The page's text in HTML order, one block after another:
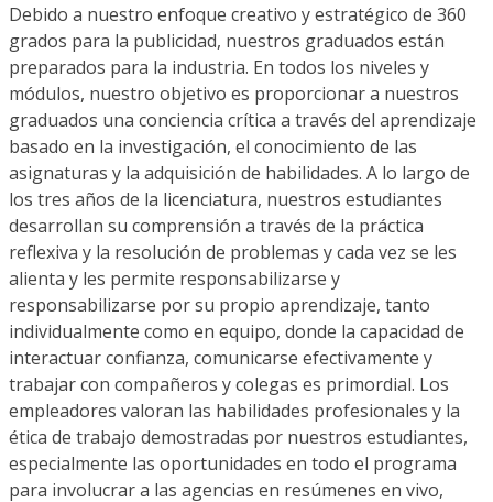
Debido a nuestro enfoque creativo y estratégico de 360 ​​
grados para la publicidad, nuestros graduados están
preparados para la industria. En todos los niveles y
módulos, nuestro objetivo es proporcionar a nuestros
graduados una conciencia crítica a través del aprendizaje
basado en la investigación, el conocimiento de las
asignaturas y la adquisición de habilidades. A lo largo de
los tres años de la licenciatura, nuestros estudiantes
desarrollan su comprensión a través de la práctica
reflexiva y la resolución de problemas y cada vez se les
alienta y les permite responsabilizarse y
responsabilizarse por su propio aprendizaje, tanto
individualmente como en equipo, donde la capacidad de
interactuar confianza, comunicarse efectivamente y
trabajar con compañeros y colegas es primordial. Los
empleadores valoran las habilidades profesionales y la
ética de trabajo demostradas por nuestros estudiantes,
especialmente las oportunidades en todo el programa
para involucrar a las agencias en resúmenes en vivo,